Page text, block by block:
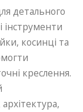
детального
інструменти
косинці та
креслення.